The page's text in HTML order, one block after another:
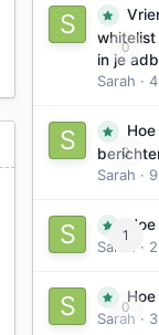
0
in je
Sarah ·
0
Sarah ·
1
Sarah
·
0
Sarah ·